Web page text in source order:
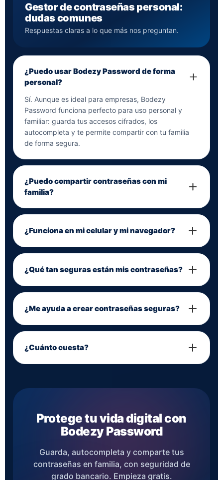
Gestor de contraseñas personal:
dudas comunes
Respuestas claras a lo que más nos preguntan.
¿Puedo usar Bodezy Password de forma
personal?
Sí. Aunque es ideal para empresas, Bodezy
Password funciona perfecto para uso personal y
familiar: guarda tus accesos cifrados, los
autocompleta y te permite compartir con tu familia
de forma segura.
¿Puedo compartir contraseñas con mi
familia?
¿Funciona en mi celular y mi navegador?
¿Qué tan seguras están mis contraseñas?
¿Me ayuda a crear contraseñas seguras?
¿Cuánto cuesta?
Protege tu vida digital con
Bodezy Password
Guarda, autocompleta y comparte tus
contraseñas en familia, con seguridad de
grado bancario. Empieza gratis.